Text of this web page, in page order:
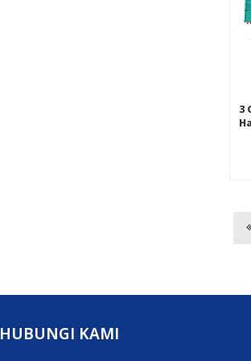
3
HUBUNGI KAMI